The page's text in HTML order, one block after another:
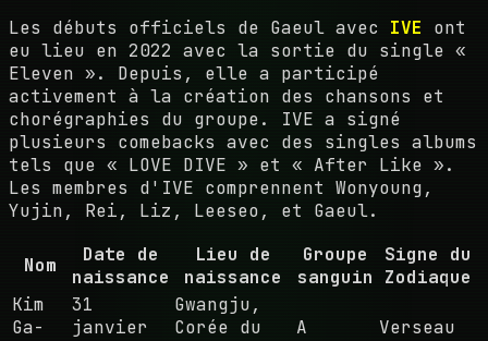
Les débuts officiels de Gaeul avec IVE ont
eu lieu en 2022 avec la sortie du single «
Eleven ». Depuis, elle a participé
activement à la création des chansons et
chorégraphies du groupe. IVE a signé
plusieurs comebacks avec des singles albums
tels que « LOVE DIVE » et « After Like ».
Les membres d'IVE comprennent Wonyoung,
Yujin, Rei, Liz, Leeseo, et Gaeul.
Nom
Date de
naissance
Lieu de
naissance
Groupe
sanguin
Signe du
Zodiaque
Kim
Ga-
31
janvier
Gwangju,
Corée du
A Verseau